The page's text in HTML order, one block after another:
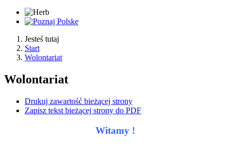
Jesteś tutaj
Start
Wolontariat
Wolontariat
Drukuj zawartość bieżącej strony
Zapisz tekst bieżącej strony do PDF
Witamy !